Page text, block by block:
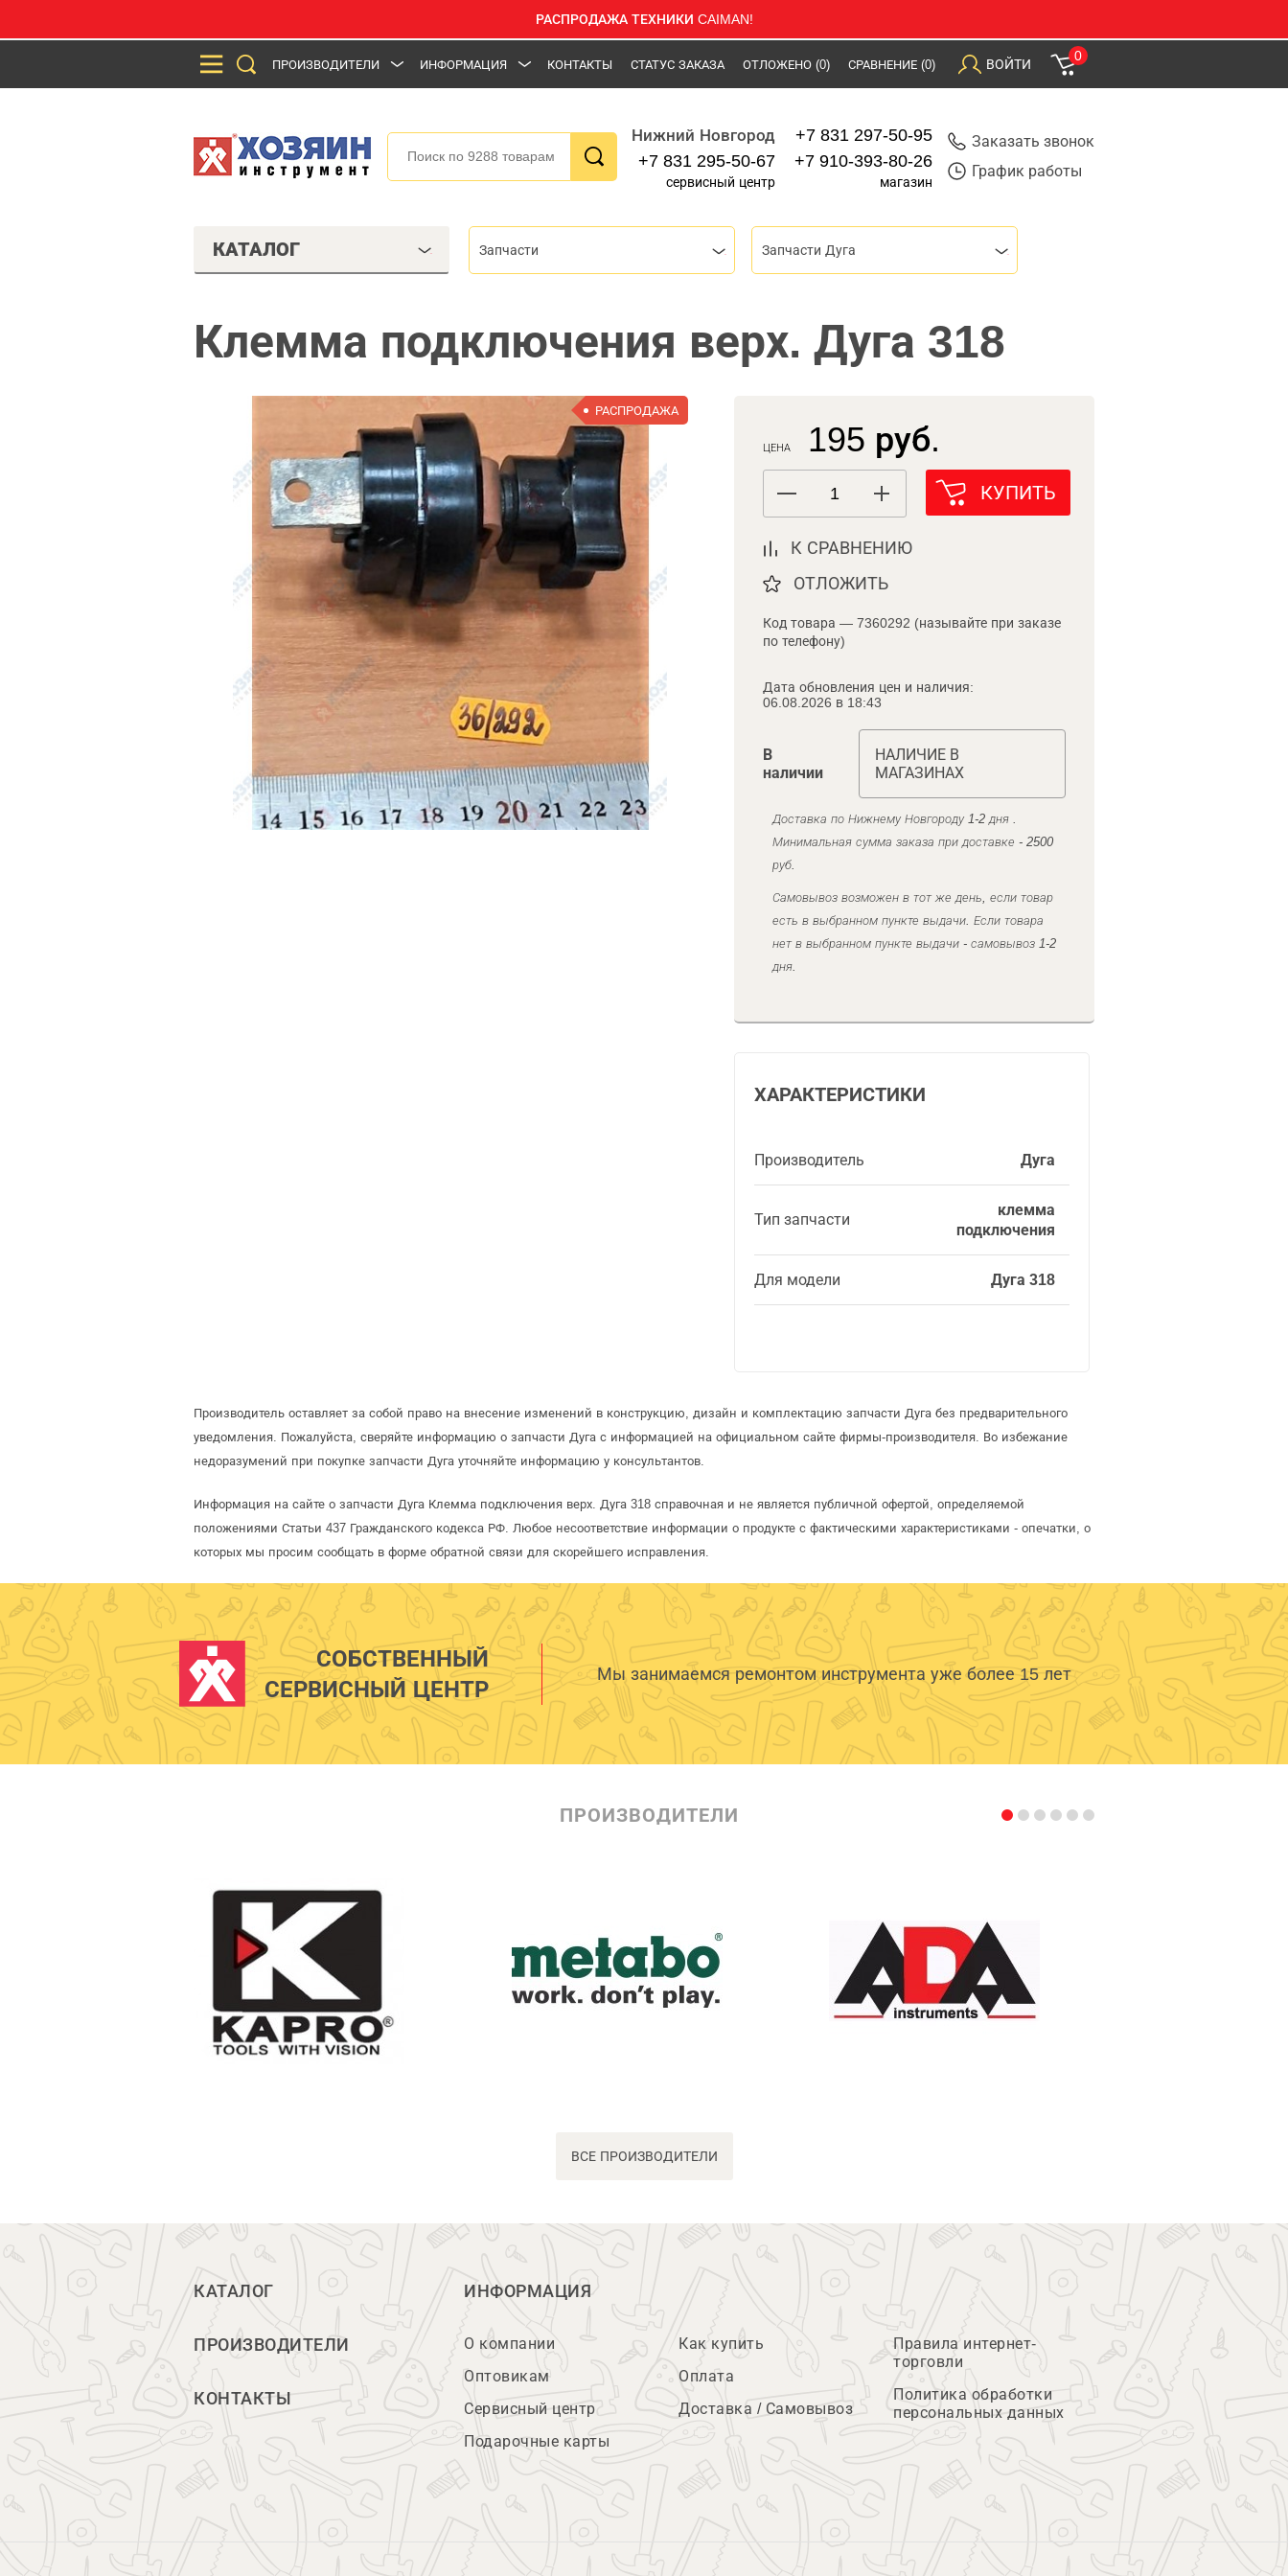
РАСПРОДАЖА ТЕХНИКИ CAIMAN!
ПРОИЗВОДИТЕЛИ ИНФОРМАЦИЯ КОНТАКТЫ СТАТУС ЗАКАЗА ОТЛОЖЕНО (0) СРАВНЕНИЕ (0) ВОЙТИ
0
Нижний Новгород
+7 831 295-50-67
сервисный центр
+7 831 297-50-95
+7 910-393-80-26
магазин
Заказать звонок
График работы
КАТАЛОГ Запчасти Запчасти Дуга
Клемма подключения верх. Дуга 318
РАСПРОДАЖА
ЦЕНА 195 руб.
КУПИТЬ
К СРАВНЕНИЮ
ОТЛОЖИТЬ
Код товара — 7360292 (называйте при заказе
по телефону)
Дата обновления цен и наличия:
06.08.2026 в 18:43
В
наличии
НАЛИЧИЕ В
МАГАЗИНАХ
Доставка по Нижнему Новгороду 1-2 дня .
Минимальная сумма заказа при доставке - 2500
руб.
Самовывоз возможен в тот же день, если товар
есть в выбранном пункте выдачи. Если товара
нет в выбранном пункте выдачи - самовывоз 1-2
дня.
ХАРАКТЕРИСТИКИ
Производитель Дуга
Тип запчасти
клемма
подключения
Для модели Дуга 318
Производитель оставляет за собой право на внесение изменений в конструкцию, дизайн и комплектацию запчасти Дуга без предварительного
уведомления. Пожалуйста, сверяйте информацию о запчасти Дуга с информацией на официальном сайте фирмы-производителя. Во избежание
недоразумений при покупке запчасти Дуга уточняйте информацию у консультантов.
Информация на сайте о запчасти Дуга Клемма подключения верх. Дуга 318 справочная и не является публичной офертой, определяемой
положениями Статьи 437 Гражданского кодекса РФ. Любое несоответствие информации о продукте с фактическими характеристиками - опечатки, о
которых мы просим сообщать в форме обратной связи для скорейшего исправления.
СОБСТВЕННЫЙ
СЕРВИСНЫЙ ЦЕНТР
Мы занимаемся ремонтом инструмента уже более 15 лет
ПРОИЗВОДИТЕЛИ
ВСЕ ПРОИЗВОДИТЕЛИ
КАТАЛОГ
ПРОИЗВОДИТЕЛИ
КОНТАКТЫ
ИНФОРМАЦИЯ
О компании
Оптовикам
Сервисный центр
Подарочные карты
Как купить
Оплата
Доставка / Самовывоз
Правила интернет-
торговли
Политика обработки
персональных данных